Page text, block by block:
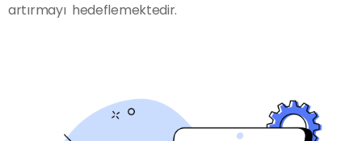
artırmayı hedeflemektedir.